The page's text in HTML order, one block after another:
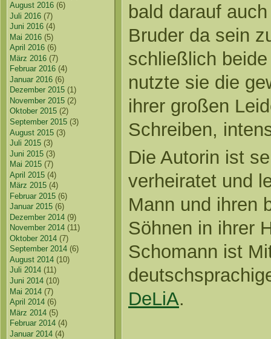
August 2016 (6)
Juli 2016 (7)
Juni 2016 (4)
Mai 2016 (5)
April 2016 (6)
März 2016 (7)
Februar 2016 (4)
Januar 2016 (6)
Dezember 2015 (1)
November 2015 (2)
Oktober 2015 (2)
September 2015 (3)
August 2015 (3)
Juli 2015 (3)
Juni 2015 (3)
Mai 2015 (7)
April 2015 (4)
März 2015 (4)
Februar 2015 (6)
Januar 2015 (6)
Dezember 2014 (9)
November 2014 (11)
Oktober 2014 (7)
September 2014 (6)
August 2014 (10)
Juli 2014 (11)
Juni 2014 (10)
Mai 2014 (7)
April 2014 (6)
März 2014 (5)
Februar 2014 (4)
Januar 2014 (4)
bald darauf
Bruder da sein
schließlich
nutzte sie die
ihrer großen
Schreiben,
Die Autorin ist
verheiratet und
Mann und ihren
Söhnen in ihrer
Schomann ist
DeLiA.